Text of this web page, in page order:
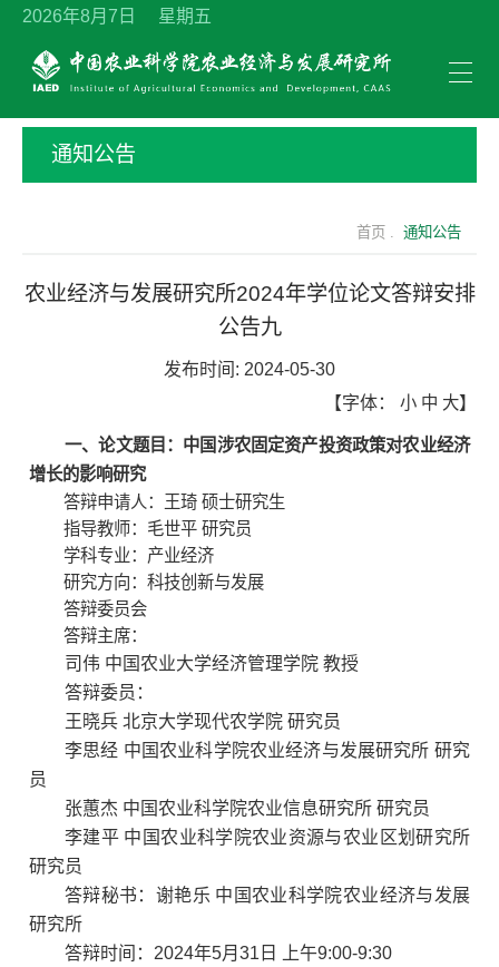
2026年8月7日 星期五
通知公告
首页 . 通知公告
农业经济与发展研究所2024年学位论文答辩安排
公告九
发布时间: 2024-05-30
【字体： 小 中 大】
一、论文题目： 中国涉农固定资产投资政策对农业经济
增长的影响研究
答辩申请人：
王琦 硕士研究生
指导教师： 毛世平研究员
学科专业： 产业经济
研究方向： 科技创新与发展
答辩委员会
答辩主席：
司伟 中国农业大学经济管理学院 教授
答辩委员：
王晓兵 北京大学现代农学院 研究员
李思经 中国农业科学院农业经济与发展研究所 研究
员
张蕙杰 中国农业科学院农业信息研究所 研究员
李建平 中国农业科学院农业资源与农业区划研究所
研究员
答辩秘书：谢艳乐 中国农业科学院农业经济与发展
研究所
答辩时间：2024年5月31日 上午9:00-9:30